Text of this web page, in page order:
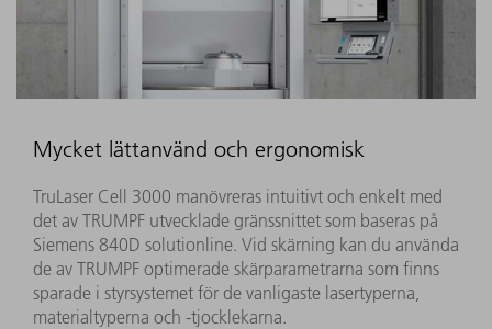
Mycket lättanvänd och ergonomisk
TruLaser Cell 3000 manövreras intuitivt och enkelt med
det av TRUMPF utvecklade gränssnittet som baseras på
Siemens 840D solutionline. Vid skärning kan du använda
de av TRUMPF optimerade skärparametrarna som finns
sparade i styrsystemet för de vanligaste lasertyperna,
materialtyperna och -tjocklekarna.